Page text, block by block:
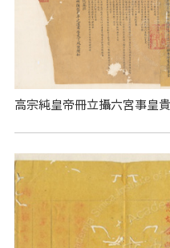
高宗純皇帝冊立攝六宮事皇